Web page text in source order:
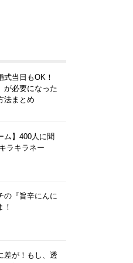
式当日もOK！
が必要になった
法まとめ
ム】400人に聞
ラキラネー
の『旨辛にんに
！
差が！もし、透